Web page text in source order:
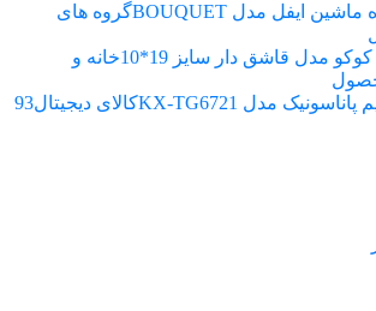
گروه های
خانه و
کالای دیجیتال93